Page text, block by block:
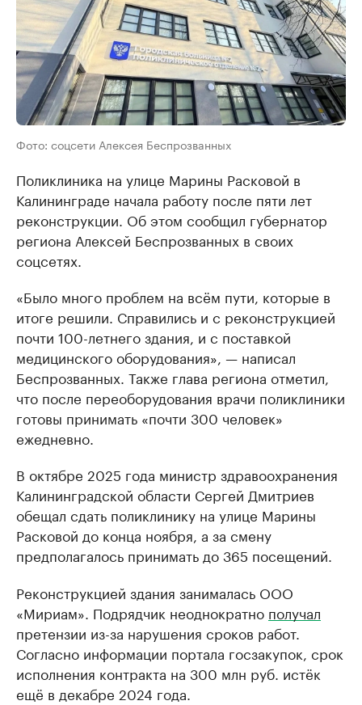
Фото: соцсети Алексея Беспрозванных
Поликлиника на улице Марины Расковой в
Калининграде начала работу после пяти лет
реконструкции. Об этом сообщил губернатор
региона Алексей Беспрозванных в своих
соцсетях.
«Было много проблем на всём пути, которые в
итоге решили. Справились и с реконструкцией
почти 100-летнего здания, и с поставкой
медицинского оборудования», — написал
Беспрозванных. Также глава региона отметил,
что после переоборудования врачи поликлиники
готовы принимать «почти 300 человек»
ежедневно.
В октябре 2025 года министр здравоохранения
Калининградской области Сергей Дмитриев
обещал сдать поликлинику на улице Марины
Расковой до конца ноября, а за смену
предполагалось принимать до 365 посещений.
Реконструкцией здания занималась ООО
«Мириам». Подрядчик неоднократно получал
претензии из-за нарушения сроков работ.
Согласно информации портала госзакупок, срок
исполнения контракта на 300 млн руб. истёк
ещё в декабре 2024 года.